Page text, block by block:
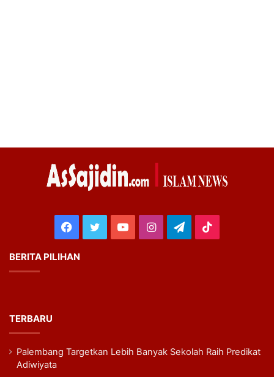
Facebook
TwitterYouTubeInstagram
Telegram
BERITA PILIHAN
TERBARU
Palembang Targetkan Lebih Banyak Sekolah Raih Predikat
Adiwiyata